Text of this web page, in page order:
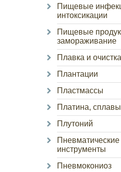
Пищевые
интоксикации
Пищевые
замораживание
Плавка и очистка
Плантации
Пластмассы
Платина,
Плутоний
инструменты
Пневмокониоз